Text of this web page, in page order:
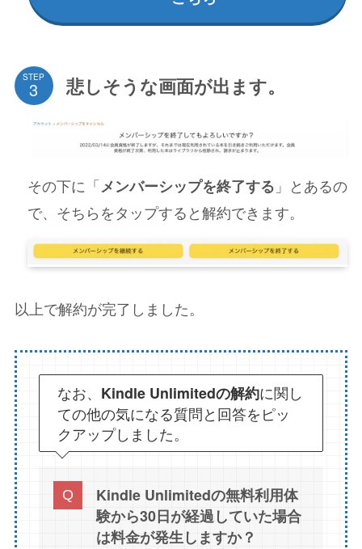
STEP 悲しそうな画面が出ます。
その下に「メンバーシップを終了する 」とあるの
で、そちらをタップすると解約できます。
以上で解約が完了しました。
なお、 Kindle Unlimitedの解約に関し
ての他の気になる質問と回答をピッ
クアップしました。
Kindle Unlimitedの無料利用体
験から30日が経過していた場合
は料金が発生しますか？